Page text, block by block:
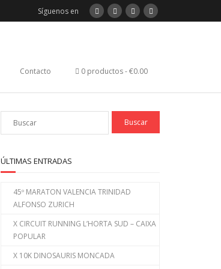
Síguenos en
Contacto 0 productos €0.00
ÚLTIMAS ENTRADAS
45º MARATON VALENCIA TRINIDAD
ALFONSO ZURICH
X CIRCUIT RUNNING L’HORTA SUD – CAIXA
POPULAR
X 10K DINOSAURIS MONCADA